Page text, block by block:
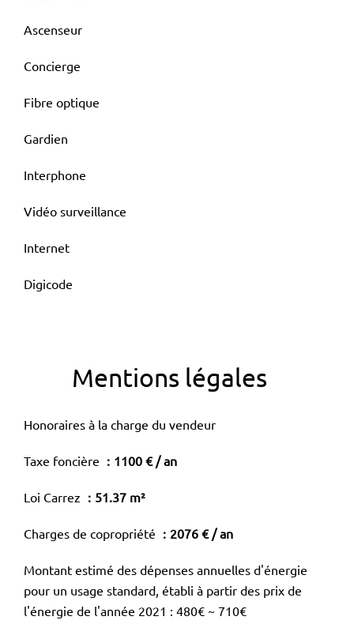
Ascenseur
Concierge
Fibre optique
Gardien
Interphone
Vidéo surveillance
Internet
Digicode
Mentions légales
Honoraires à la charge du vendeur
Taxe foncière 1100 € / an
Loi Carrez 51.37 m²
Charges de copropriété 2076 € / an
Montant estimé des dépenses annuelles d'énergie
pour un usage standard, établi à partir des prix de
l'énergie de l'année 2021 : 480€ ~ 710€